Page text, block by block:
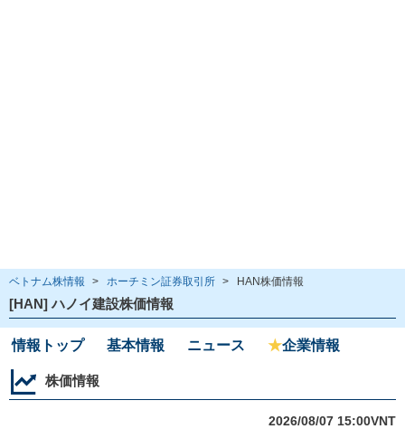
ベトナム株情報 > ホーチミン証券取引所 > HAN株価情報
[HAN] ハノイ建設株価情報
情報トップ 基本情報 ニュース ★企業情報
株価情報
2026/08/07 15:00VNT